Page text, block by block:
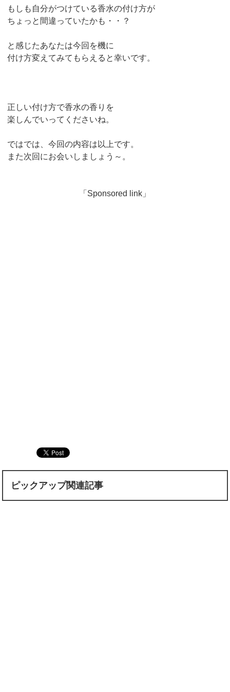
もしも自分がつけている香水の付け方が
ちょっと間違っていたかも・・？
と感じたあなたは今回を機に
付け方変えてみてもらえると幸いです。
正しい付け方で香水の香りを
楽しんでいってくださいね。
ではでは、今回の内容は以上です。
また次回にお会いしましょう～。
「Sponsored link」
ピックアップ関連記事